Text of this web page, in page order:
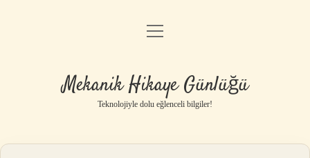
Anasayfa
Yasal Uyarı
menüyü
Mekanik Hikaye Günlüğü
Teknolojiyle dolu eğlenceli bilgiler!